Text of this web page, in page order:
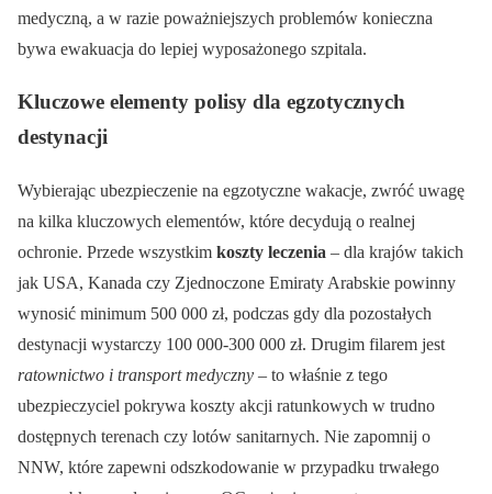
medyczną, a w razie poważniejszych problemów konieczna
bywa ewakuacja do lepiej wyposażonego szpitala.
Kluczowe elementy polisy dla egzotycznych
destynacji
Wybierając ubezpieczenie na egzotyczne wakacje, zwróć uwagę
na kilka kluczowych elementów, które decydują o realnej
ochronie. Przede wszystkim koszty leczenia – dla krajów takich
jak USA, Kanada czy Zjednoczone Emiraty Arabskie powinny
wynosić minimum 500 000 zł, podczas gdy dla pozostałych
destynacji wystarczy 100 000-300 000 zł. Drugim filarem jest
ratownictwo i transport medyczny – to właśnie z tego
ubezpieczyciel pokrywa koszty akcji ratunkowych w trudno
dostępnych terenach czy lotów sanitarnych. Nie zapomnij o
NNW, które zapewni odszkodowanie w przypadku trwałego